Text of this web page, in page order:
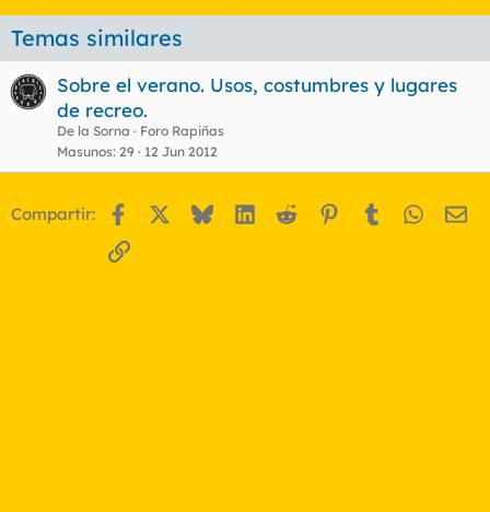
Temas similares
Sobre el verano. Usos, costumbres y lugares
de recreo.
De la Sorna
Foro Rapiñas
Masunos 29 12 Jun 2012
Compartir: Facebook BlueskyLinkedIn
Reddit Pinterest
Tumblr
Enlace